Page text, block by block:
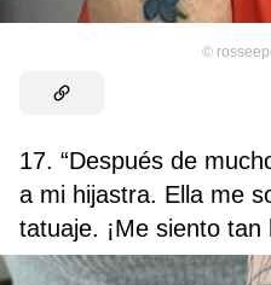
©
17. “Después de
a mi hijastra. Ella me
tatuaje. ¡Me siento tan